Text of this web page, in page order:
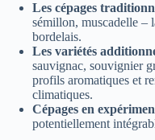
Les cépages
sémillon, muscadelle –
bordelais.
Les variétés
sauvignac, souvignier
profils aromatiques et
climatiques.
Cépages en
potentiellement